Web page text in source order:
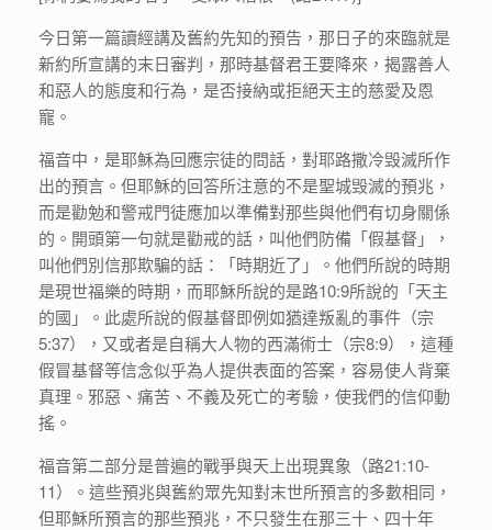
今日第一篇讀經講及舊約先知的預告，那日子的來臨就是
新約所宣講的末日審判，那時基督君王要降來，揭露善人
和惡人的態度和行為，是否接納或拒絕天主的慈愛及恩
寵。
福音中，是耶穌為回應宗徒的問話，對耶路撒冷毁滅所作
出的預言。但耶穌的回答所注意的不是聖城毁滅的預兆，
而是勸勉和警戒門徒應加以準備對那些與他們有切身關係
的。開頭第一句就是勸戒的話，叫他們防備「假基督」，
叫他們別信那欺騙的話：「時期近了」。他們所說的時期
是現世福樂的時期，而耶穌所說的是路10:9所說的「天主
的國」。此處所說的假基督即例如猶達叛亂的事件（宗
5:37），又或者是自稱大人物的西滿術士（宗8:9），這種
假冒基督等信念似乎為人提供表面的答案，容易使人背棄
真理。邪惡、痛苦、不義及死亡的考驗，使我們的信仰動
搖。
福音第二部分是普遍的戰爭與天上出現異象（路21:10-
11）。這些預兆與舊約眾先知對末世所預言的多數相同，
但耶穌所預言的那些預兆，不只發生在那三十、四十年